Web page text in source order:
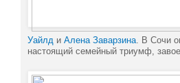
Уайлд и Алена Заварзина . В Сочи
настоящий семейный триумф,